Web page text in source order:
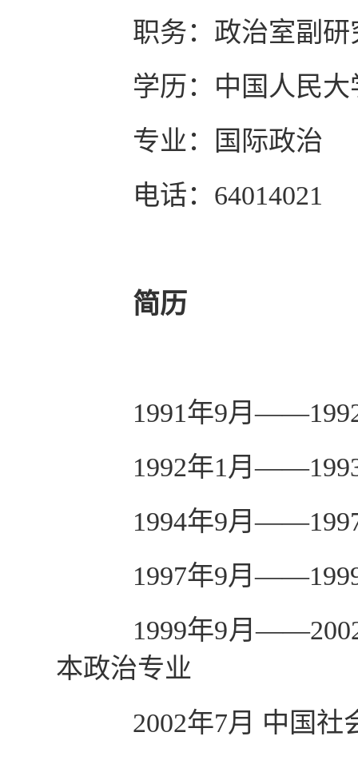
职务：政治室副研
学历：中国人民大
专业：国际政治
电话： 64014021
简历
1991年9月——
1992年1月——
1994年9月——
1997年9月——
1999年9月——
本政治专业
2002年7月 中国社